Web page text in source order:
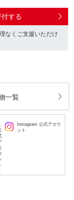
する
なくご支援いただけ
一覧
Instagram 公式アカウ
ント